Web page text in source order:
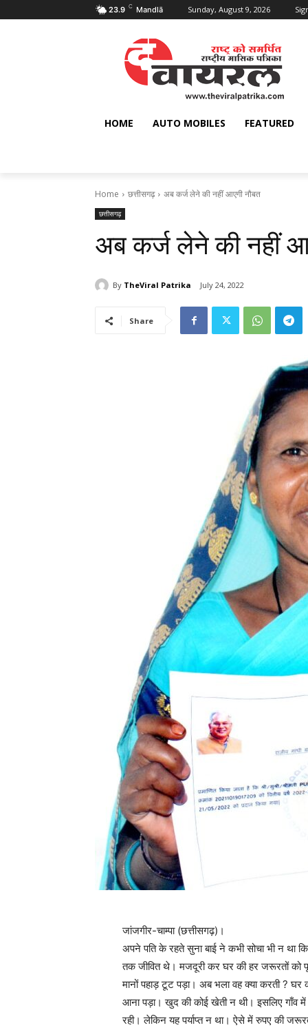
23.9 C Mandlā Sunday, August 9, 2026
HOME AUTO MOBILES FEATURED
Home छत्तीसगढ़ अब कर्ज लेने की नहीं आएगी नौबत
छत्तीसगढ़
अब कर्ज लेने की नहीं
By TheViral Patrika July 24, 2022
Share
जांजगीर-चाम्पा (छत्तीसगढ़)।
अपने पति के रहते सुना बाई ने कभी सोचा भी न था
तक जीवित थे। मजदूरी कर घर की हर जरूरतों को
मानों पहाड़ टूट पड़ा। अब भला वह क्या करती ? घर
आना पड़ा। खुद की कोई खेती न थी। इसलिए
रही। लेकिन यह पर्याप्त न था। ऐसे में रुपए की